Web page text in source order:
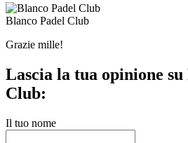
Blanco Padel Club
Grazie mille!
Lascia la tua opinione su
Club:
Il tuo nome